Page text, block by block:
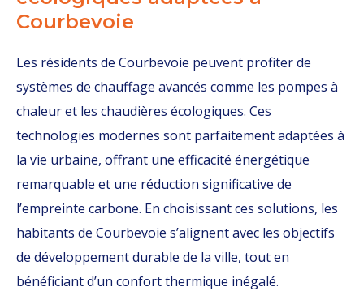
Courbevoie
Les résidents de Courbevoie peuvent profiter de
systèmes de chauffage avancés comme les pompes à
chaleur et les chaudières écologiques. Ces
technologies modernes sont parfaitement adaptées à
la vie urbaine, offrant une efficacité énergétique
remarquable et une réduction significative de
l’empreinte carbone. En choisissant ces solutions, les
habitants de Courbevoie s’alignent avec les objectifs
de développement durable de la ville, tout en
bénéficiant d’un confort thermique inégalé.